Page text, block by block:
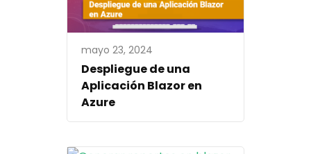
mayo 23, 2024
Despliegue de una
Aplicación Blazor en
Azure